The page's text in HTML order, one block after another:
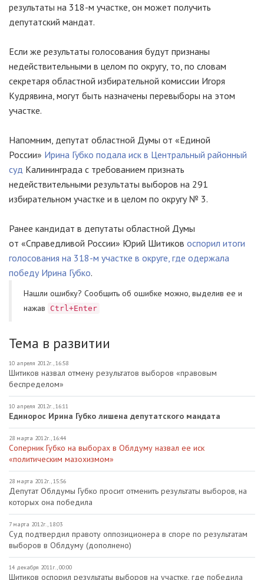
результаты на 318-м участке, он может получить
депутатский мандат.
Если же результаты голосования будут признаны
недействительными в целом по округу, то, по словам
секретаря областной избирательной комиссии Игоря
Кудрявина, могут быть назначены перевыборы на этом
участке.
Напомним, депутат областной Думы от «Единой
России» Ирина Губко подала иск в Центральный районный
суд Калининграда с требованием признать
недействительными результаты выборов на 291
избирательном участке и в целом по округу № 3.
Ранее кандидат в депутаты областной Думы
от «Справедливой России» Юрий Шитиков оспорил итоги
голосования на 318-м участке в округе, где одержала
победу Ирина Губко.
Нашли ошибку? Cообщить об ошибке можно, выделив ее и
нажав
Ctrl+Enter
Тема в развитии
10 апреля 2012г., 16:58
Шитиков назвал отмену результатов выборов «правовым
беспределом»
10 апреля 2012г., 16:11
Единорос Ирина Губко лишена депутатского мандата
28 марта 2012г., 16:44
Соперник Губко на выборах в Облдуму назвал ее иск
«политическим мазохизмом»
28 марта 2012г., 15:56
Депутат Облдумы Губко просит отменить результаты выборов, на
которых она победила
7 марта 2012г., 18:03
Суд подтвердил правоту оппозиционера в споре по результатам
выборов в Облдуму (дополнено)
14 декабря 2011г., 00:00
Шитиков оспорил результаты выборов на участке, где победила